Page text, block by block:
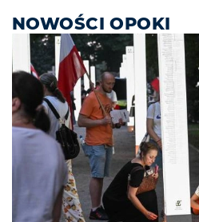
NOWOŚCI OPOKI